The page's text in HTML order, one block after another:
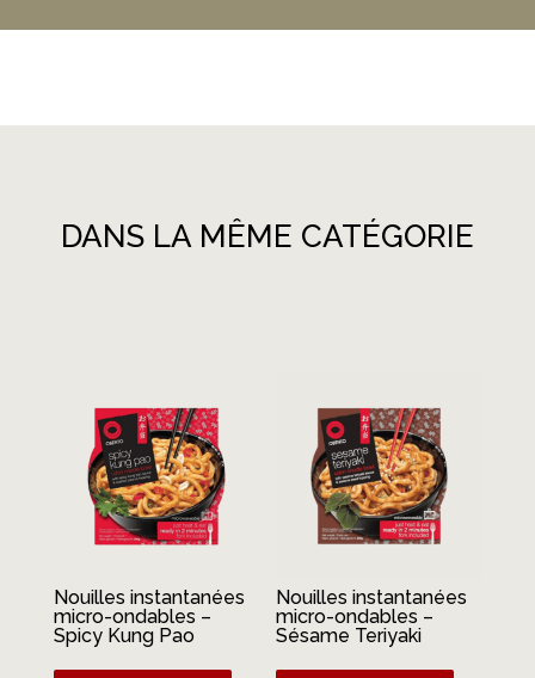
DANS LA MÊME CATÉGORIE
Nouilles instantanées
micro-ondables –
Spicy Kung Pao
Nouilles instantanées
micro-ondables –
Sésame Teriyaki